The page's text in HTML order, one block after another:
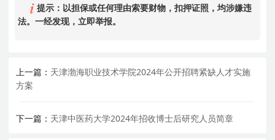
提示：以担保或任何理由索要财物，扣押证照，均涉嫌违
法。一经发现，立即举报。
上一篇： 天津渤海职业技术学院2024年公开招聘紧缺人才实施
方案
下一篇： 天津中医药大学2024年招收博士后研究人员简章